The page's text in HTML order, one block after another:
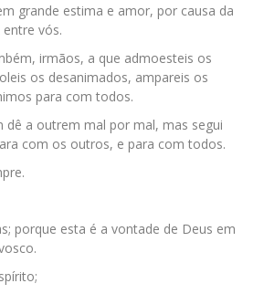
grande estima e amor, por causa da
vós.
irmãos, a que admoesteis os
os desanimados, ampareis os
para com todos.
dê a outrem mal por mal, mas segui
com os outros, e para com todos.
porque esta é a vontade de Deus em